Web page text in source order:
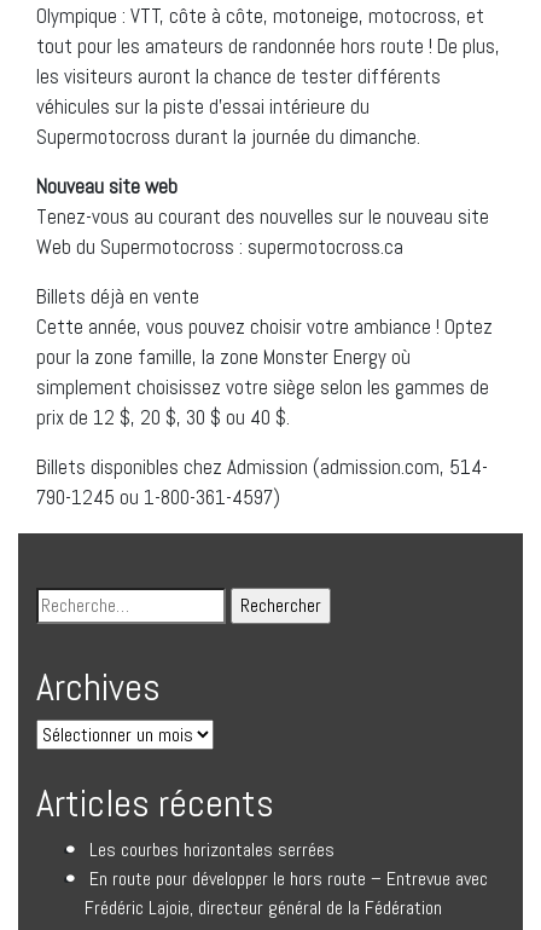
Olympique : VTT, côte à côte, motoneige, motocross, et
tout pour les amateurs de randonnée hors route ! De plus,
les visiteurs auront la chance de tester différents
véhicules sur la piste d’essai intérieure du
Supermotocross durant la journée du dimanche.
Nouveau site web
Tenez-vous au courant des nouvelles sur le nouveau site
Web du Supermotocross : supermotocross.ca
Billets déjà en vente
Cette année, vous pouvez choisir votre ambiance ! Optez
pour la zone famille, la zone Monster Energy où
simplement choisissez votre siège selon les gammes de
prix de 12 $, 20 $, 30 $ ou 40 $.
Billets disponibles chez Admission (admission.com, 514-
790-1245 ou 1-800-361-4597)
Archives
Articles récents
Les courbes horizontales serrées
En route pour développer le hors route – Entrevue avec
Frédéric Lajoie, directeur général de la Fédération